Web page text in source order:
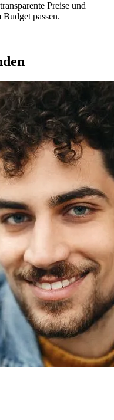
Preise und
passen.